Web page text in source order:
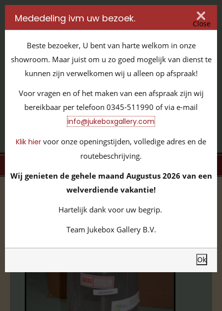
IT'S ALL ABOUT JUKEBOXES
GILDENSTRAAT 32 / 4143 HS LEERDAM / TEL:
0345 - 511990
INFO@JUKEBOXGALLERY.COM
volledige collectie / overige items
Mededeling ivm uw bezoek. Close
Beste bezoeker, U bent van harte welkom in onze
showroom. Maar juist om u zo goed mogelijk van dienst te
kunnen zijn verwelkomen wij u alleen op afspraak!
Voor vragen en of het maken van een afspraak zijn wij
bereikbaar per telefoon 0345-511990 of via e-mail
info@jukeboxgallery.com
Klik hier voor onze openingstijden, volledige adres en de
routebeschrijving.
Wij genieten de gehele maand Augustus 2026 van een
welverdiende vakantie!
Hartelijk dank voor uw begrip.
Team Jukebox Gallery B.V.
Ok